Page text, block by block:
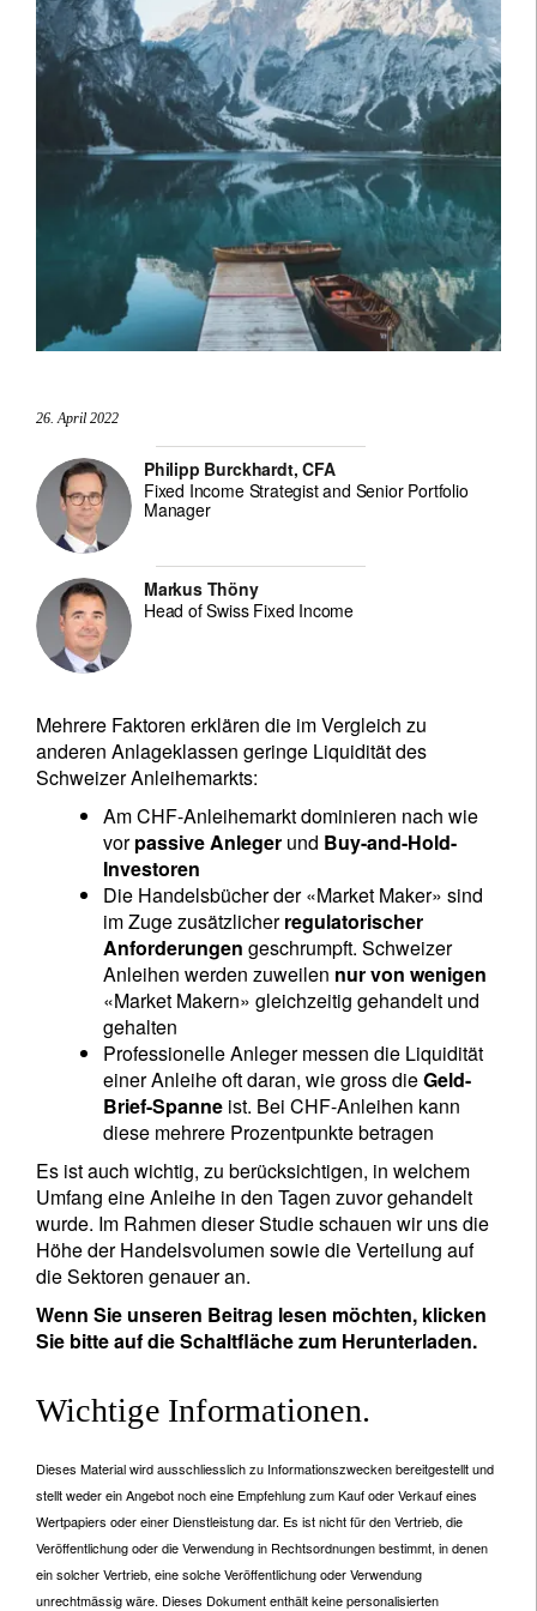
26. April 2022
Philipp Burckhardt, CFA
Fixed Income Strategist and Senior Portfolio
Manager
Markus Thöny
Head of Swiss Fixed Income
Mehrere Faktoren erklären die im Vergleich zu
anderen Anlageklassen geringe Liquidität des
Schweizer Anleihemarkts:
Am CHF-Anleihemarkt dominieren nach wie
vorpassive Anleger und Buy-and-Hold-
Investoren
Die Handelsbücher der «Market Maker» sind
im Zuge zusätzlicherregulatorischer
Anforderungen geschrumpft. Schweizer
Anleihen werden zuweilen nur von wenigen
«Market Makern» gleichzeitig gehandelt und
gehalten
Professionelle Anleger messen die Liquidität
einer Anleihe oft daran, wie gross dieGeld-
Brief-Spanne ist. Bei CHF-Anleihen kann
diese mehrere Prozentpunkte betragen
Es ist auch wichtig, zu berücksichtigen, in welchem
Umfang eine Anleihe in den Tagen zuvor gehandelt
wurde. Im Rahmen dieser Studie schauen wir uns die
Höhe der Handelsvolumen sowie die Verteilung auf
die Sektoren genauer an.
Wenn Sie unseren Beitrag lesen möchten, klicken
Sie bitte auf die Schaltfläche zum Herunterladen.
Wichtige Informationen.
Dieses Material wird ausschliesslich zu Informationszwecken bereitgestellt und
stellt weder ein Angebot noch eine Empfehlung zum Kauf oder Verkauf eines
Wertpapiers oder einer Dienstleistung dar. Es ist nicht für den Vertrieb, die
Veröffentlichung oder die Verwendung in Rechtsordnungen bestimmt, in denen
ein solcher Vertrieb, eine solche Veröffentlichung oder Verwendung
unrechtmässig wäre. Dieses Dokument enthält keine personalisierten